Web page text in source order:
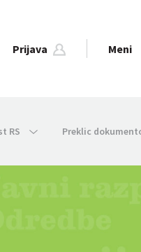
Prijava Meni
RS Preklic